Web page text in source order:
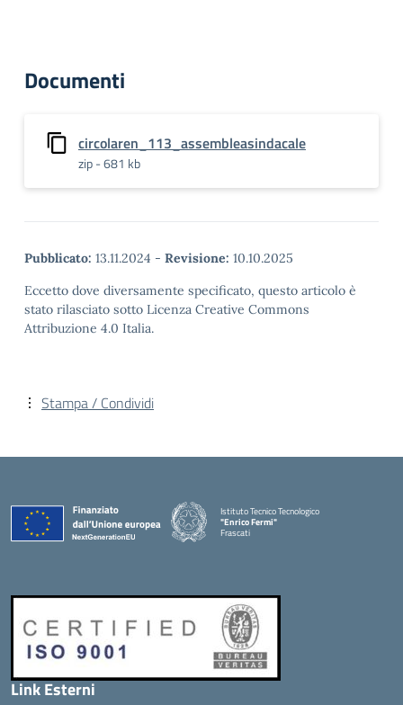
Documenti
circolaren_113_assembleasindacale
zip - 681 kb
Pubblicato: 13.11.2024 - Revisione: 10.10.2025
Eccetto dove diversamente specificato, questo articolo è
stato rilasciato sotto Licenza Creative Commons
Attribuzione 4.0 Italia.
Stampa / Condividi
Istituto Tecnico Tecnologico
"Enrico Fermi"
Frascati
Link Esterni